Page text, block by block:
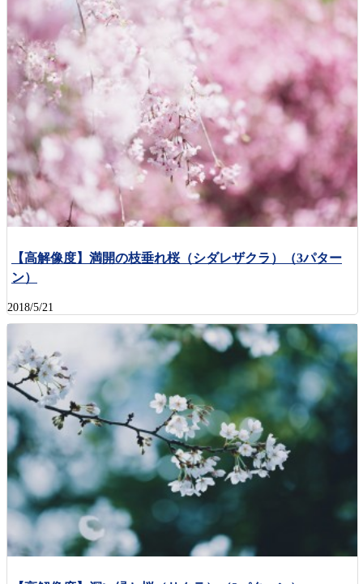
【高解像度】満開の枝垂れ桜（シダレザクラ）（3パター
ン）
2018/5/21